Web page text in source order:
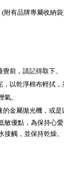
附有品牌專屬收納袋
覺前，請記得取下。
，以乾淨棉布輕拭
氣。
的金屬拋光機，或
敏優點，為保持心
接觸，並保持乾燥。